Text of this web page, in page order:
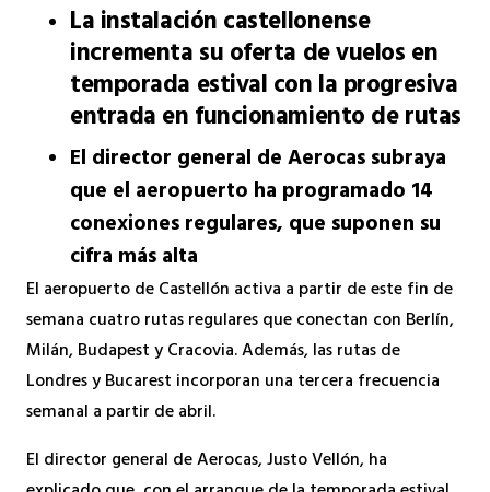
La instalación castellonense
incrementa su oferta de vuelos en
temporada estival con la progresiva
entrada en funcionamiento de rutas
El director general de Aerocas subraya
que el aeropuerto ha programado 14
conexiones regulares, que suponen su
cifra más alta
El aeropuerto de Castellón activa a partir de este fin de
semana cuatro rutas regulares que conectan con Berlín,
Milán, Budapest y Cracovia. Además, las rutas de
Londres y Bucarest incorporan una tercera frecuencia
semanal a partir de abril.
El director general de Aerocas, Justo Vellón, ha